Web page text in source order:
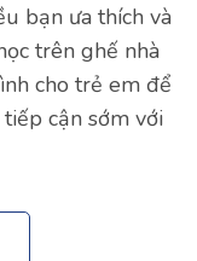
bạn ưa thích và
trên ghế nhà
cho trẻ em để
cận sớm với